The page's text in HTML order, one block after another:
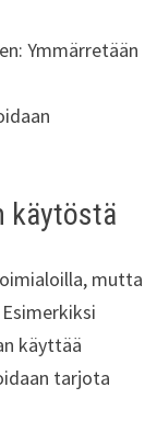
Ymmärretään
käytöstä
mutta
käyttää
tarjota